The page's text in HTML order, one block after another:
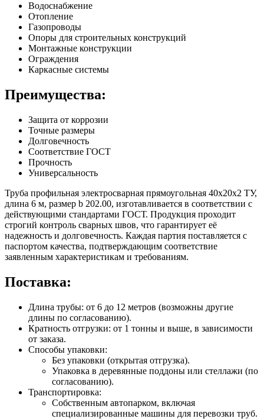
Водоснабжение
Отопление
Газопроводы
Опоры для строительных конструкций
Монтажные конструкции
Ограждения
Каркасные системы
Преимущества:
Защита от коррозии
Точные размеры
Долговечность
Соответствие ГОСТ
Прочность
Универсальность
Труба профильная электросварная прямоугольная 40х20х2 ТУ,
длина 6 м, размер b 202.00, изготавливается в соответствии с
действующими стандартами ГОСТ. Продукция проходит
строгий контроль сварных швов, что гарантирует её
надежность и долговечность. Каждая партия поставляется с
паспортом качества, подтверждающим соответствие
заявленным характеристикам и требованиям.
Поставка:
Длина трубы: от 6 до 12 метров (возможны другие
длины по согласованию).
Кратность отгрузки: от 1 тонны и выше, в зависимости
от заказа.
Способы упаковки:
Без упаковки (открытая отгрузка).
Упаковка в деревянные поддоны или стеллажи (по
согласованию).
Транспортировка:
Собственным автопарком, включая
специализированные машины для перевозки труб.